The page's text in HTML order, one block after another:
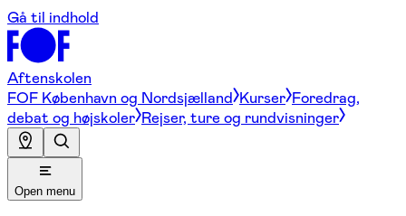
Gå til indhold
Aftenskolen
FOF København og Nordsjælland Kurser Foredrag,
debat og højskoler Rejser, ture og rundvisninger
Open menu